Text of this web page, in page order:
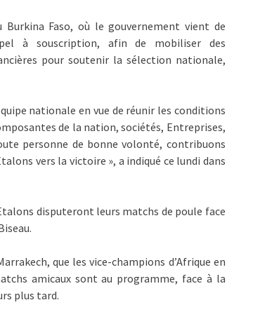
Burkina Faso, où le gouvernement vient de
à souscription, afin de mobiliser des
pour soutenir la sélection nationale,
nationale en vue de réunir les conditions
de la nation, sociétés, Entreprises,
personne de bonne volonté, contribuons
vers la victoire », a indiqué ce lundi dans
disputeront leurs matchs de poule face
que les vice-champions d’Afrique en
amicaux sont au programme, face à la
plus tard.